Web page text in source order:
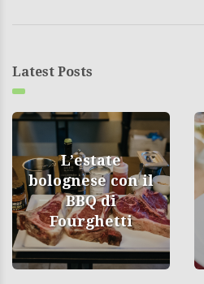
Latest Posts
L’estate
bolognese con il
BBQ di
Fourghetti